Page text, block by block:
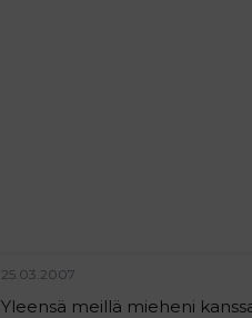
25.03.2007
Yleensä meillä mieheni